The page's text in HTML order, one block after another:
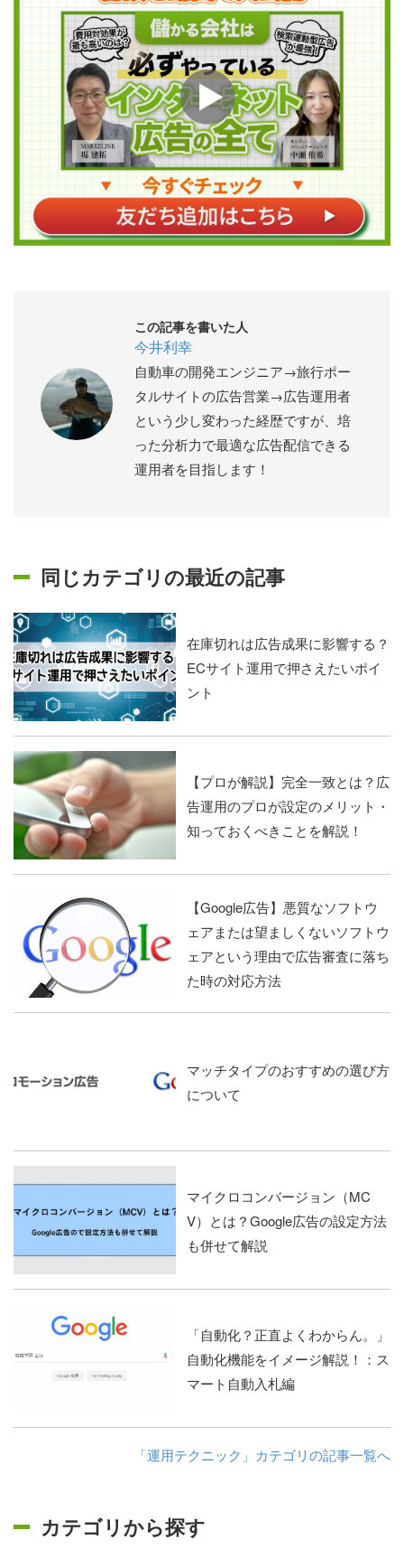
この記事を書いた人
今井利幸
自動車の開発エンジニア→旅行ポー
タルサイトの広告営業→広告運用者
という少し変わった経歴ですが、培
った分析力で最適な広告配信できる
運用者を目指します！
同じカテゴリの最近の記事
在庫切れは広告成果に影響する？
ECサイト運用で押さえたいポイ
ント
【プロが解説】完全一致とは？広
告運用のプロが設定のメリット・
知っておくべきことを解説！
【Google広告】悪質なソフトウ
ェアまたは望ましくないソフトウ
ェアという理由で広告審査に落ち
た時の対応方法
マッチタイプのおすすめの選び方
について
マイクロコンバージョン（MC
V）とは？Google広告の設定方法
も併せて解説
「自動化？正直よくわからん。」
自動化機能をイメージ解説！：ス
マート自動入札編
「運用テクニック」カテゴリの記事一覧へ
カテゴリから探す